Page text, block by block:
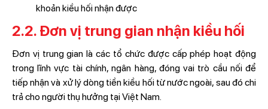
khoản kiều hối nhận được
2.2. Đơn vị trung gian nhận kiều hối
Đơn vị trung gian là các tổ chức được cấp phép hoạt động
trong lĩnh vực tài chính, ngân hàng, đóng vai trò cầu nối để
tiếp nhận và xử lý dòng tiền kiều hối từ nước ngoài, sau đó chi
trả cho người thụ hưởng tại Việt Nam.